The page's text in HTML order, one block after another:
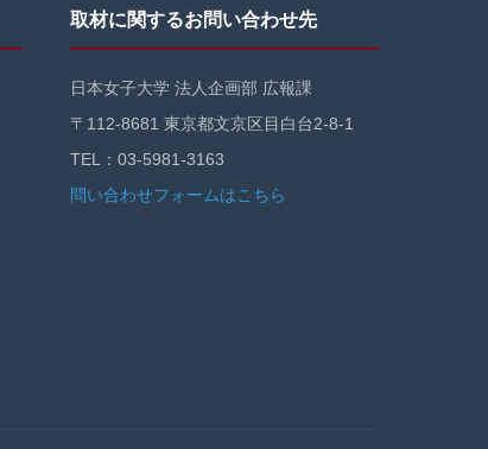
取材に関するお問い合わせ先
日本女子大学 法人企画部 広報課
〒112-8681 東京都文京区目白台2-8-1
TEL：03-5981-3163
問い合わせフォームはこちら